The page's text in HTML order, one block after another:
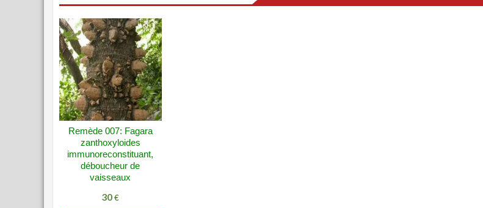
VUE RAPIDE
ADD WISHLIST
Remède 007: Fagara
zanthoxyloides
immunoreconstituant,
déboucheur de
vaisseaux
30€